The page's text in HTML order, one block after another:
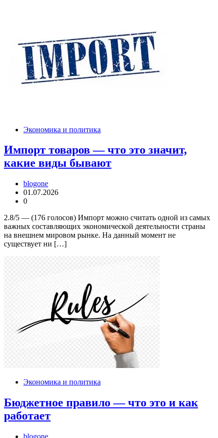
Экономика и политика
Импорт товаров — что это значит,
какие виды бывают
blogone
01.07.2026
0
2.8/5 — (176 голосов) Импорт можно считать одной из самых
важных составляющих экономической деятельности страны
на внешнем мировом рынке. На данный момент не
существует ни […]
Экономика и политика
Бюджетное правило — что это и как
работает